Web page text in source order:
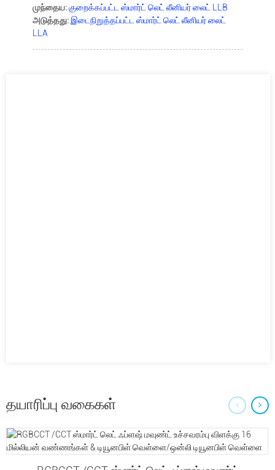
முந்தைய: குறைக்கப்பட்ட ஸ்மார்ட் லெட் லீனியர் லைட் LLB
அடுத்தது: இடைநிறுத்தப்பட்ட ஸ்மார்ட் லெட் லீனியர் லைட்
LLA
தயாரிப்பு வகைகள்